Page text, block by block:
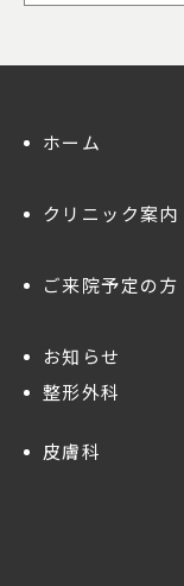
ホーム
クリニック案内
ご来院予定の方
お知らせ
整形外科
皮膚科